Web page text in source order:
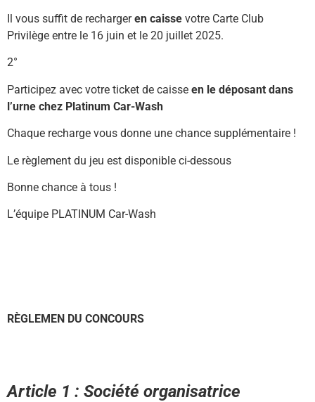
Il vous suffit de rechargeren caisse votre Carte Club
Privilège entre le 16 juin et le 20 juillet 2025.
2°
Participez avec votre ticket de caisse en le déposant dans
l’urne chez Platinum Car-Wash
Chaque recharge vous donne une chance supplémentaire !
Le règlement du jeu est disponible ci-dessous
Bonne chance à tous !
L’équipe PLATINUM Car-Wash
RÈGLEMEN DU CONCOURS
Article 1 : Société organisatrice